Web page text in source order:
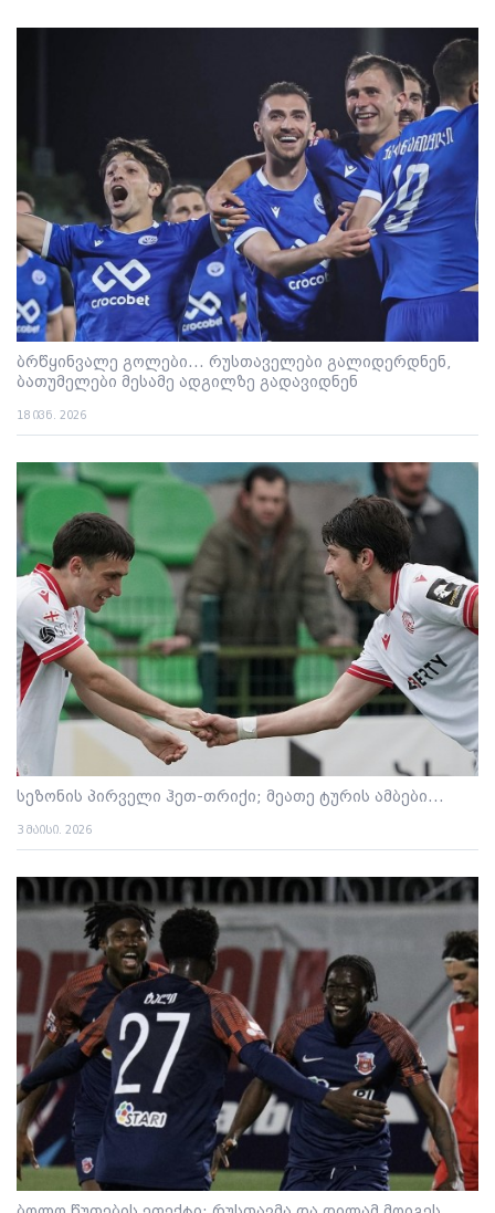
ბრწყინვალე გოლები... რუსთაველები გალიდერდნენ,
ბათუმელები მესამე ადგილზე გადავიდნენ
18 ივნ. 2026
სეზონის პირველი ჰეთ-თრიქი; მეათე ტურის ამბები...
3 მაისი. 2026